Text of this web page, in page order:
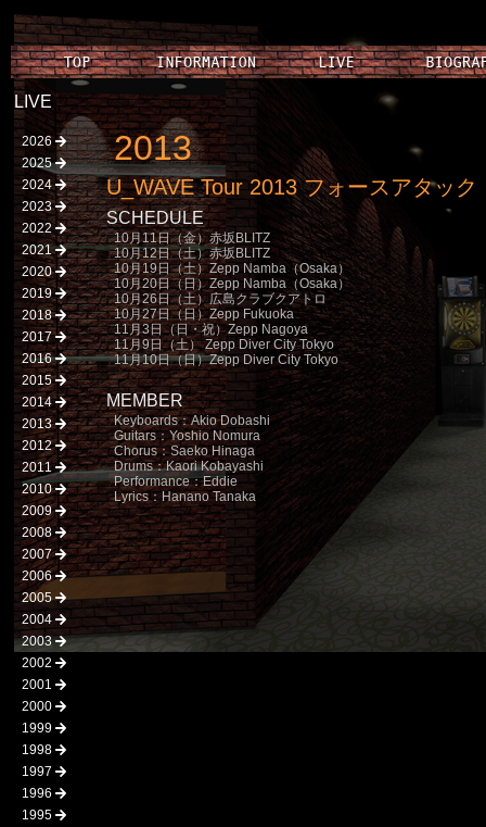
LIVE
2026
2025
2024
2023
2022
2021
2020
2019
2018
2017
2016
2015
2014
2013
2012
2011
2010
2009
2008
2007
2006
2005
2004
2003
2002
2001
2000
1999
1998
1997
1996
1995
2013
U_WAVE Tour 2013 フォースアタック
SCHEDULE
10月11日（金）赤坂BLITZ
10月12日（土）赤坂BLITZ
10月19日（土）Zepp Namba（Osaka）
10月20日（日）Zepp Namba（Osaka）
10月26日（土）広島クラブクアトロ
10月27日（日）Zepp Fukuoka
11月3日（日・祝）Zepp Nagoya
11月9日（土） Zepp Diver City Tokyo
11月10日（日）Zepp Diver City Tokyo
MEMBER
Keyboards：Akio Dobashi
Guitars：Yoshio Nomura
Chorus：Saeko Hinaga
Drums：Kaori Kobayashi
Performance：Eddie
Lyrics：Hanano Tanaka